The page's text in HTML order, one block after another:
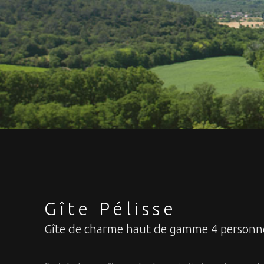
Gîte Pélisse
Gîte de charme haut de gamme 4